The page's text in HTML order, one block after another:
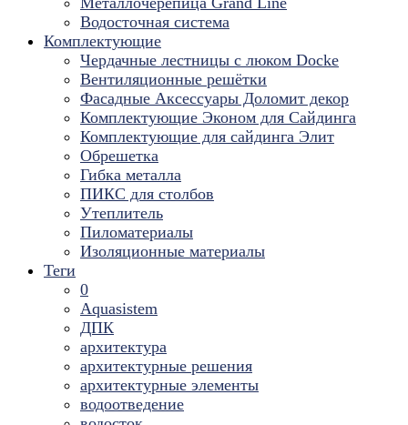
Водосточная система
Комплектующие
Чердачные лестницы с люком Docke
Вентиляционные решётки
Фасадные Аксессуары Доломит декор
Комплектующие Эконом для Сайдинга
Комплектующие для cайдинга Элит
Обрешетка
Гибка металла
ПИКС для столбов
Утеплитель
Пиломатериалы
Изоляционные материалы
Теги
0
Aquasistem
ДПК
архитектура
архитектурные решения
архитектурные элементы
водоотведение